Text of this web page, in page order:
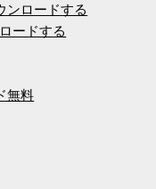
ンロードする
ードする
無料